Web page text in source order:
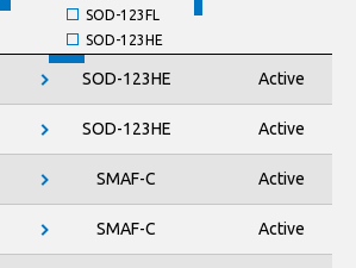
SOD-123FL
SOD-123HE
SOD-123HE Active
SOD-123HE Active
SMAF-C Active
SMAF-C Active